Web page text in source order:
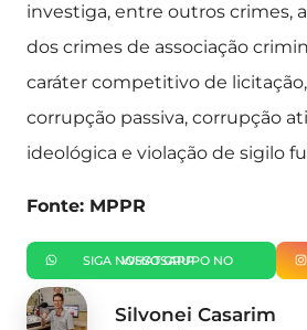
investiga, entre outros crimes,
dos crimes de associação
caráter competitivo de
corrupção passiva, corrupção
ideológica e violação de sigilo
Fonte: MPPR
SIGA NOSSO GRUPO NO WHATSAPP
Silvonei Casarim